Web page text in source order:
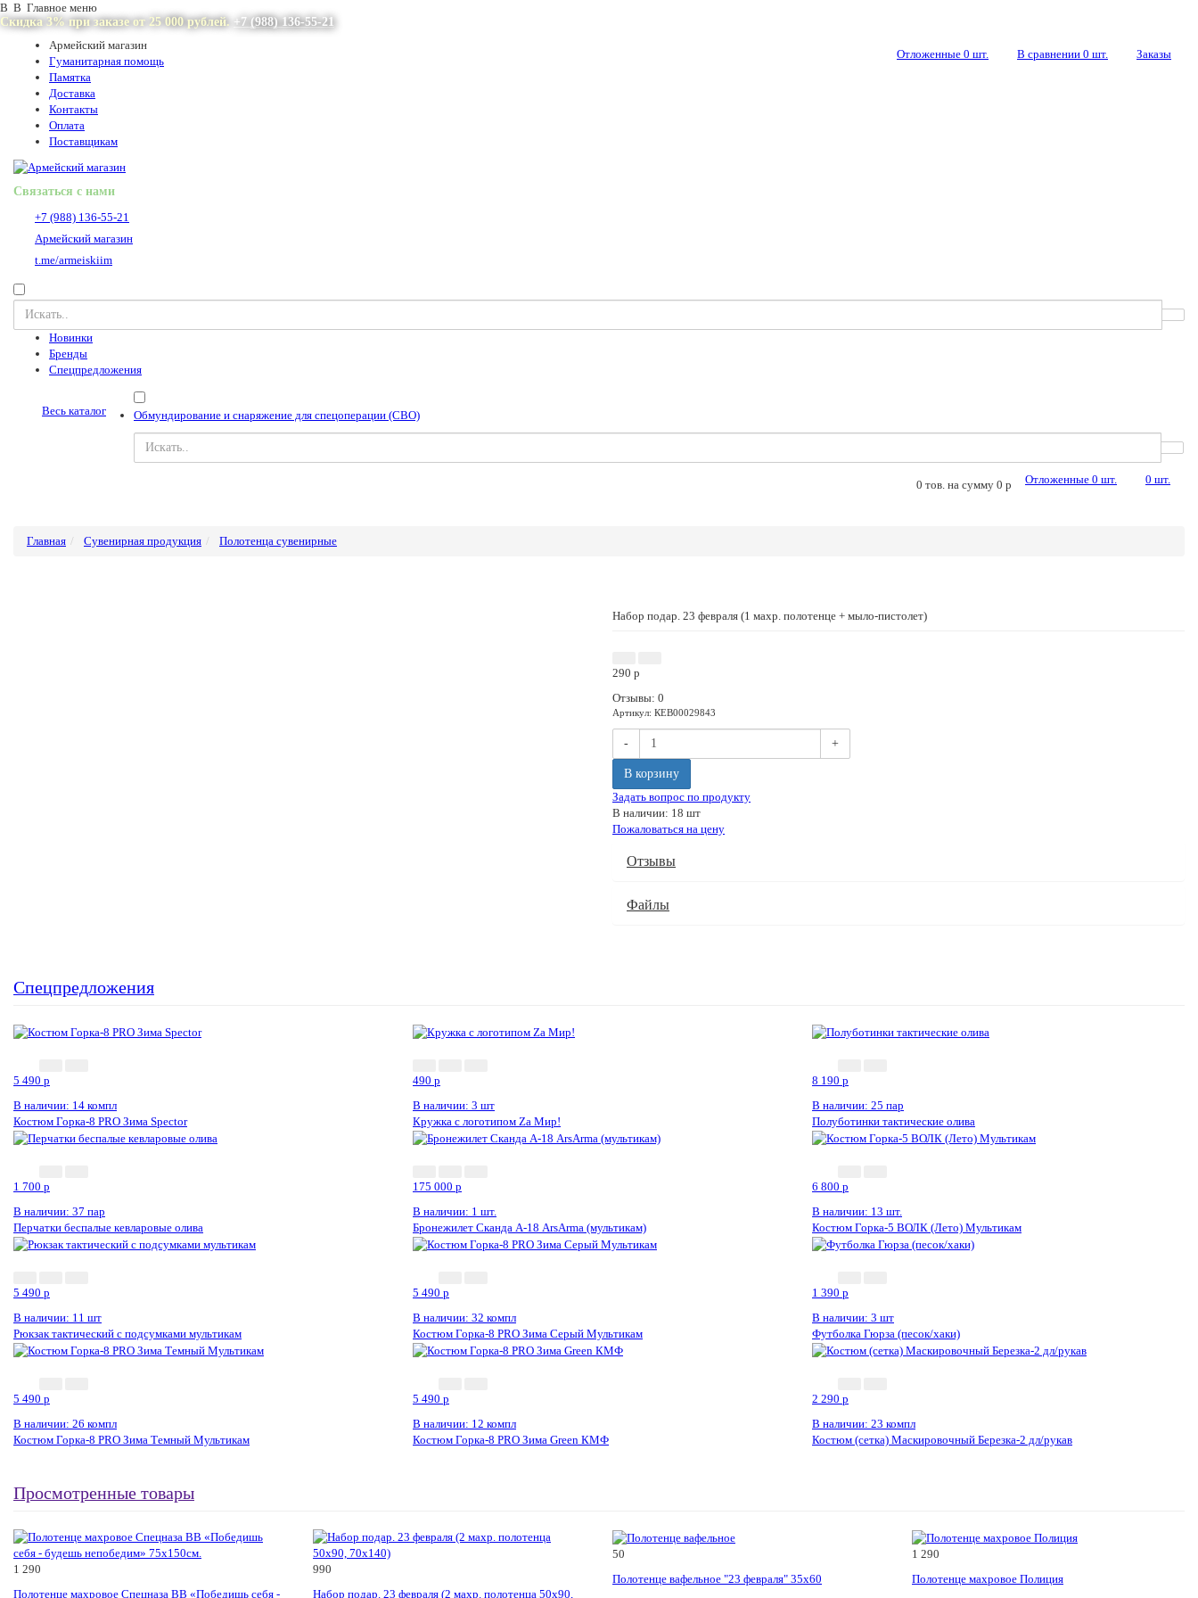
В В Главное меню
Скидка 3% при заказе от 25 000 рублей. +7 (988) 136-55-21
Армейский магазин
Гуманитарная помощь
Памятка
Доставка
Контакты
Оплата
Поставщикам
Отложенные 0 шт. В сравнении 0 шт. Заказы
Связаться с нами
+7 (988) 136-55-21
Армейский магазин
t.me/armeiskiim
Новинки
Бренды
Спецпредложения
Весь каталог Обмундирование и снаряжение для спецоперации (СВО)
Отложенные 0 шт. 0 шт.
0 тов. на сумму 0 p
Главная Сувенирная продукция Полотенца сувенирные
Набор подар. 23 февраля (1 махр. полотенце + мыло-пистолет)
290 p
Отзывы: 0
Артикул: КЕВ00029843
- +
В корзину
Задать вопрос по продукту
В наличии: 18 шт
Пожаловаться на цену
Отзывы
Файлы
Спецпредложения
5 490 p
В наличии: 14 компл
Костюм Горка-8 PRO Зима Speсtor
490 p
В наличии: 3 шт
Кружка с логотипом Zа Мир!
8 190 p
В наличии: 25 пар
Полуботинки тактические олива
1 700 p
В наличии: 37 пар
Перчатки беспалые кевларовые олива
175 000 p
В наличии: 1 шт.
Бронежилет Сканда А-18 ArsArma (мультикам)
6 800 p
В наличии: 13 шт.
Костюм Горка-5 ВОЛК (Лето) Мультикам
5 490 p
В наличии: 11 шт
Рюкзак тактический с подсумками мультикам
5 490 p
В наличии: 32 компл
Костюм Горка-8 PRO Зима Серый Мультикам
1 390 p
В наличии: 3 шт
Футболка Гюрза (песок/хаки)
5 490 p
В наличии: 26 компл
Костюм Горка-8 PRO Зима Темный Мультикам
5 490 p
В наличии: 12 компл
Костюм Горка-8 PRO Зима Green КМФ
2 290 p
В наличии: 23 компл
Костюм (сетка) Маскировочный Березка-2 дл/рукав
Просмотренные товары
1 290
Полотенце махровое Спецназа ВВ «Победишь себя -
990
Набор подар. 23 февраля (2 махр. полотенца 50х90,
50
Полотенце вафельное "23 февраля" 35х60
1 290
Полотенце махровое Полиция